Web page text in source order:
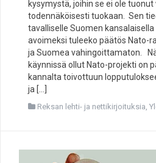
kysymystä, joihin se ei ole
todennäköisesti tuokaan. Sen
tavalliselle Suomen
avoimeksi tuleeko päätös Nato-
ja Suomea vahingoittamaton.
käynnissä ollut Nato-projekti on
kannalta toivottuun
ja […]
Reksan lehti- ja nettikirjoituksia,